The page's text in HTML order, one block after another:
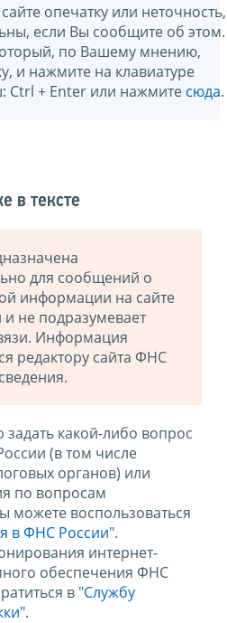
опечатку или неточность,
если Вы сообщите об этом.
по Вашему мнению,
и нажмите на клавиатуре
Ctrl + Enter или нажмите сюда.
в тексте
для сообщений о
информации на сайте
не подразумевает
Информация
редактору сайта ФНС
какой-либо вопрос
(в том числе
органов) или
по вопросам
можете воспользоваться
в ФНС России".
интернет-
обеспечения ФНС
в "Службу